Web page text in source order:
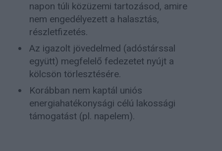
napon túli közüzemi tartozásod, amire
nem engedélyezett a halasztás,
részletfizetés.
Az igazolt jövedelmed (adóstárssal
együtt) megfelelő fedezetet nyújt a
kölcsön törlesztésére.
Korábban nem kaptál uniós
energiahatékonysági célú lakossági
támogatást (pl. napelem).